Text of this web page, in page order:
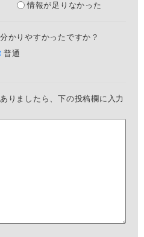
情報が足りなかった
かりやすかったですか？
普通
りましたら、下の投稿欄に入力